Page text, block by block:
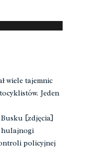
wiele tajemnic
Jeden
[zdjęcia]
hulajnogi
policyjnej